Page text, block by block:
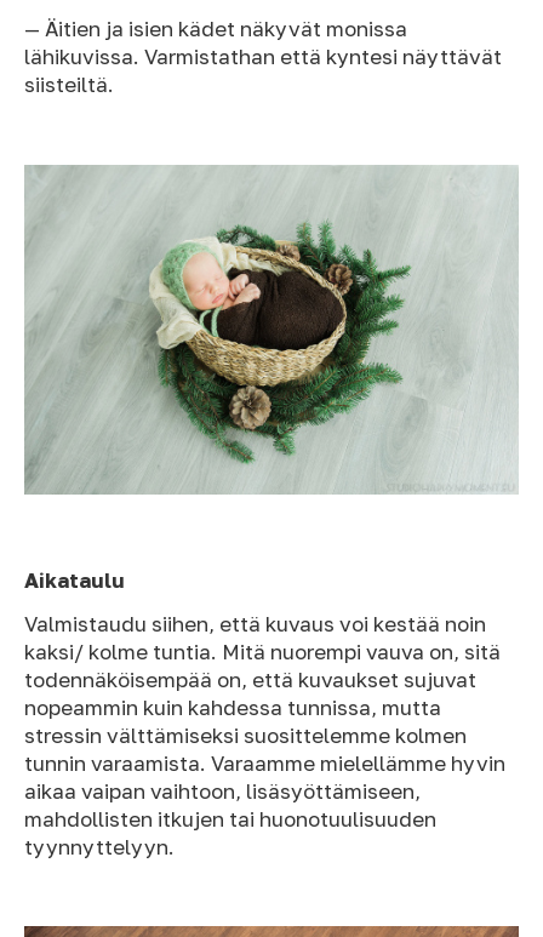
— Äitien ja isien kädet näkyvät monissa
lähikuvissa. Varmistathan että kyntesi näyttävät
siisteiltä.
Aikataulu
Valmistaudu siihen, että kuvaus voi kestää noin
kaksi/ kolme tuntia. Mitä nuorempi vauva on, sitä
todennäköisempää on, että kuvaukset sujuvat
nopeammin kuin kahdessa tunnissa, mutta
stressin välttämiseksi suosittelemme kolmen
tunnin varaamista. Varaamme mielellämme hyvin
aikaa vaipan vaihtoon, lisäsyöttämiseen,
mahdollisten itkujen tai huonotuulisuuden
tyynnyttelyyn.